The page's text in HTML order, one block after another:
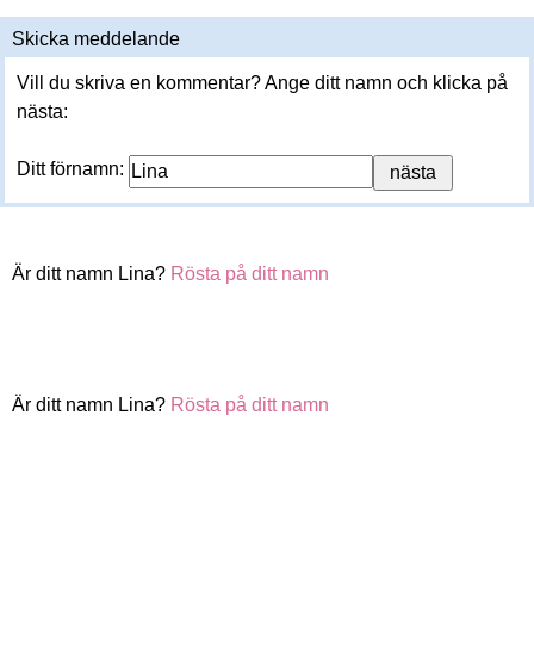
Skicka meddelande
Vill du skriva en kommentar? Ange ditt namn och klicka på
nästa:
Ditt förnamn:
Är ditt namn Lina? Rösta på ditt namn
Är ditt namn Lina? Rösta på ditt namn